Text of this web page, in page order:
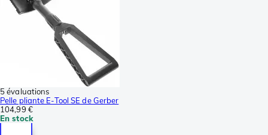
5 évaluations
Pelle pliante E-Tool SE de Gerber
104,99 €
En stock